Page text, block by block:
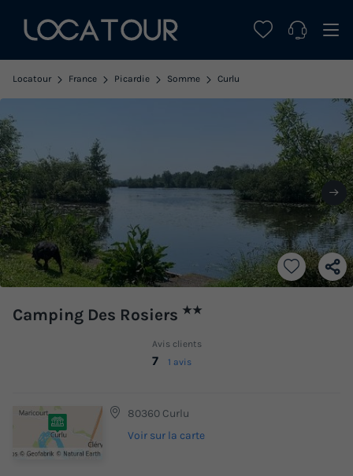
Locatour France Picardie Somme Curlu
Camping Des Rosiers ★★
Avis clients
7 1 avis
80360 Curlu
Voir sur la carte